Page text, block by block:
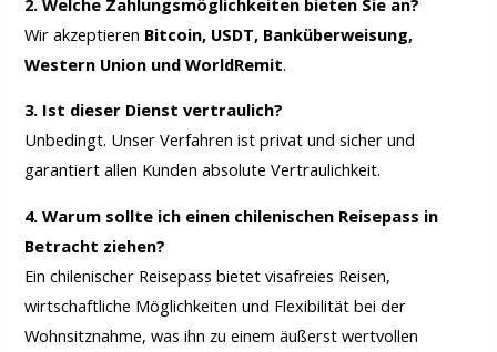
Wir akzeptieren Bitcoin, USDT, Banküberweisung,
Western Union und WorldRemit.
3. Ist dieser Dienst vertraulich?
Unbedingt. Unser Verfahren ist privat und sicher und
garantiert allen Kunden absolute Vertraulichkeit.
4. Warum sollte ich einen chilenischen Reisepass in
Betracht ziehen?
Ein chilenischer Reisepass bietet visafreies Reisen,
wirtschaftliche Möglichkeiten und Flexibilität bei der
Wohnsitznahme, was ihn zu einem äußerst wertvollen